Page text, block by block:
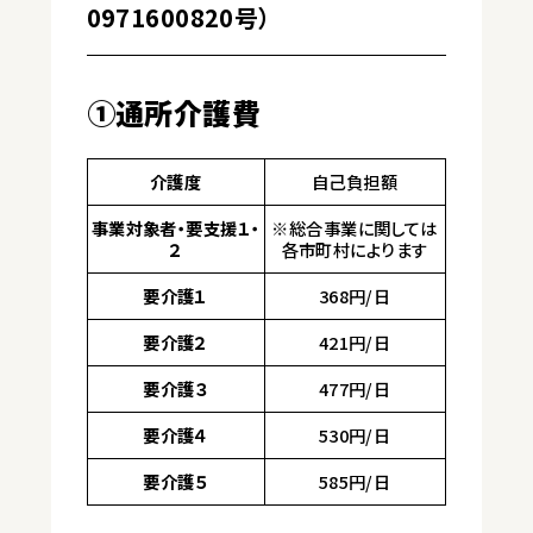
0971600820号）
①通所介護費
介護度
自己負担額
事業対象者・要支援１・
２
※総合事業に関しては
各市町村によります
要介護１
368円/日
要介護２
421円/日
要介護３
477円/日
要介護４
530円/日
要介護５
585円/日